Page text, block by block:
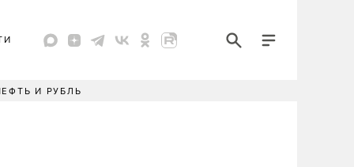
И РУБЛЬ